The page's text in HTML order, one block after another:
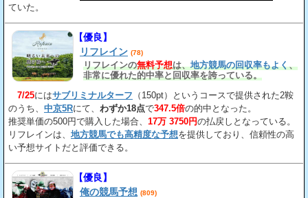
ていた。
【優良】
リフレイン (78)
リフレインの無料予想は、地方競馬の回収率もよく、
非常に優れた的中率と回収率を誇っている。
7/25にはサブリミナルターフ （150pt）というコースで提供された2鞍
のうち、 中京5Rにて、 わずか18点で347.5倍の的中となった。
推奨単価の500円で購入した場合、 17万 3750円の払戻しとなっている。
リフレインは、 地方競馬でも高精度な予想を提供しており、信頼性の高
い予想サイトだと評価できる。
【優良】
俺の競馬予想 (809)